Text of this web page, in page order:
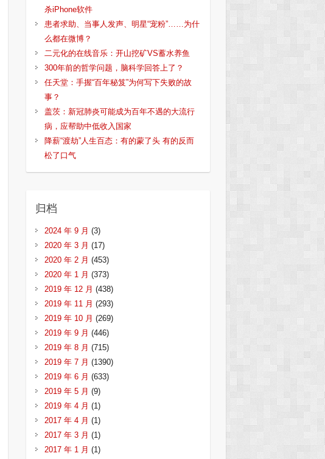
杀iPhone软件
患者求助、当事人发声、明星“宠粉”……为什
么都在微博？
二元化的在线音乐：开山挖矿VS蓄水养鱼
300年前的哲学问题，脑科学回答上了？
任天堂：手握“百年秘笈”为何写下失败的故
事？
盖茨：新冠肺炎可能成为百年不遇的大流行
病，应帮助中低收入国家
降薪“渡劫”人生百态：有的蒙了头 有的反而
松了口气
归档
2024 年 9 月 (3)
2020 年 3 月 (17)
2020 年 2 月 (453)
2020 年 1 月 (373)
2019 年 12 月 (438)
2019 年 11 月 (293)
2019 年 10 月 (269)
2019 年 9 月 (446)
2019 年 8 月 (715)
2019 年 7 月 (1390)
2019 年 6 月 (633)
2019 年 5 月 (9)
2019 年 4 月 (1)
2017 年 4 月 (1)
2017 年 3 月 (1)
2017 年 1 月 (1)